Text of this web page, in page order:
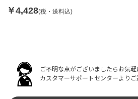
￥4,428(税・送料込)
ご不明な点がございましたらお気軽
カスタマーサポートセンターよりご